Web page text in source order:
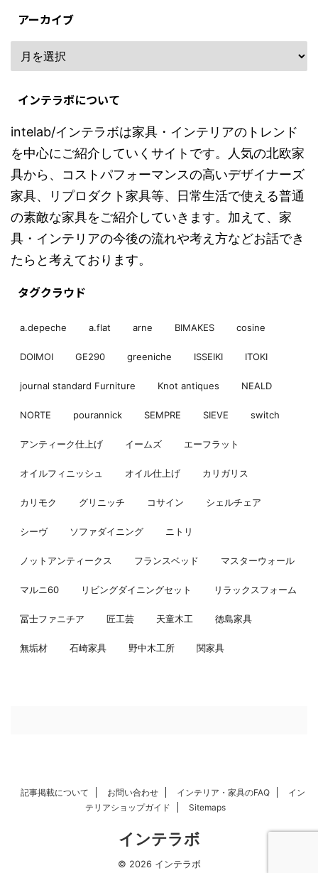
アーカイブ
インテラボについて
intelab/インテラボは家具・インテリアのトレンド
を中心にご紹介していくサイトです。人気の北欧家
具から、コストパフォーマンスの高いデザイナーズ
家具、リプロダクト家具等、日常生活で使える普通
の素敵な家具をご紹介していきます。加えて、家
具・インテリアの今後の流れや考え方などお話でき
たらと考えております。
タグクラウド
a.depeche a.flat arne BIMAKES cosine
DOIMOI GE290 greeniche ISSEIKI ITOKI
journal standard Furniture Knot antiques NEALD
NORTE pourannick SEMPRE SIEVE switch
アンティーク仕上げ イームズ エーフラット
オイルフィニッシュ オイル仕上げ カリガリス
カリモク グリニッチ コサイン シェルチェア
シーヴ ソファダイニング ニトリ
ノットアンティークス フランスベッド マスターウォール
マルニ60 リビングダイニングセット リラックスフォーム
冨士ファニチア 匠工芸 天童木工 徳島家具
無垢材 石崎家具 野中木工所 関家具
記事掲載について お問い合わせ インテリア・家具のFAQ
イン
テリアショップガイド
Sitemaps
インテラボ
© 2026 インテラボ